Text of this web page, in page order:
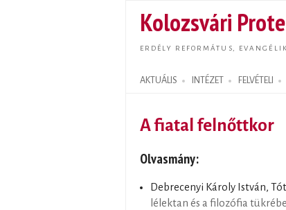
Kolozsvári
ERDÉLY REFORMÁTUS,
AKTUÁLIS INTÉZET FELVÉTELI
Search form
A fiatal felnőttkor
Olvasmány:
Debrecenyi Károly István,
lélektan és a filozófia